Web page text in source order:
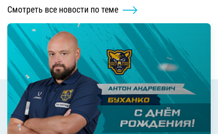
Смотреть все новости по теме